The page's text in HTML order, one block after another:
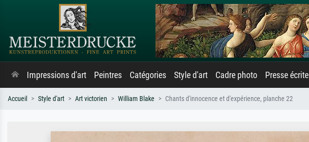
Impressions d'art Peintres Catégories Style d'art Cadre photo Presse écrite
Accueil Style d'art Art victorien William Blake Chants d'innocence et d'expérience, planche 22